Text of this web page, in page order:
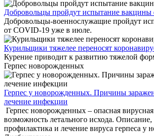
Добровольцы пройдут испытание
Добровольцы-военнослужащие пройдут
от COVID-19 уже в июле.
Курильщики тяжелее переносят
Курение приводит к развитию тяжелой
Герпес новорожденных
Герпес у новорожденных. Причины
лечение инфекции
Герпес новорожденных – опасная
возможность летального исхода.
профилактика и лечение вируса герпеса у